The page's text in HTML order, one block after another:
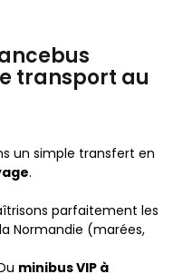
transport au
un simple transfert en
.
parfaitement les
Normandie (marées,
minibus VIP à